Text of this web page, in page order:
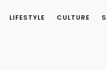
LIFESTYLE CULTURE